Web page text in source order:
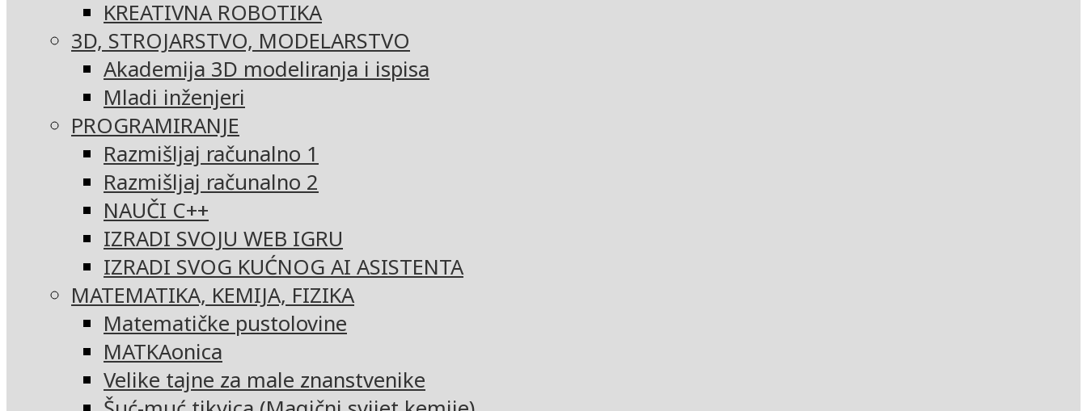
KREATIVNA ROBOTIKA
3D, STROJARSTVO, MODELARSTVO
Akademija 3D modeliranja i ispisa
Mladi inženjeri
PROGRAMIRANJE
Razmišljaj računalno 1
Razmišljaj računalno 2
NAUČI C++
IZRADI SVOJU WEB IGRU
IZRADI SVOG KUĆNOG AI ASISTENTA
MATEMATIKA, KEMIJA, FIZIKA
Matematičke pustolovine
MATKAonica
Velike tajne za male znanstvenike